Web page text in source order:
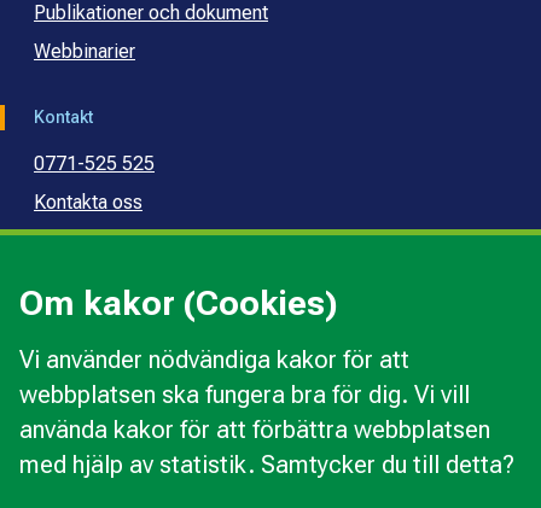
Om kakor (Cookies)
Vi använder nödvändiga kakor för att
webbplatsen ska fungera bra för dig. Vi vill
använda kakor för att förbättra webbplatsen
med hjälp av statistik. Samtycker du till detta?
Publikationer och dokument
Webbinarier
Kontakt
0771-525 525
Kontakta oss
Press
Kommunal budget- och skuldrådgivning
Om webbplatsen